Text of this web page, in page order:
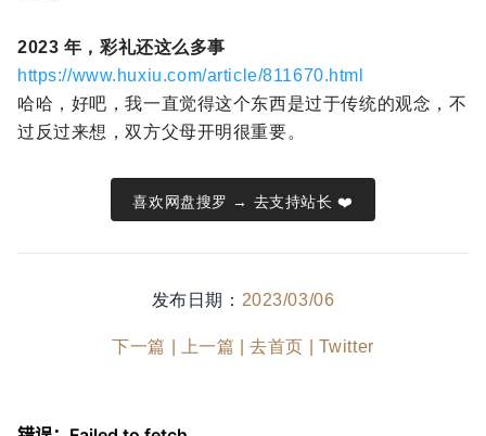
2023 年，彩礼还这么多事
https://www.huxiu.com/article/811670.html
哈哈，好吧，我一直觉得这个东西是过于传统的观念，不
过反过来想，双方父母开明很重要。
喜欢网盘搜罗 → 去支持站长 ❤️
发布日期： 2023/03/06
下一篇 | 上一篇 | 去首页 | Twitter